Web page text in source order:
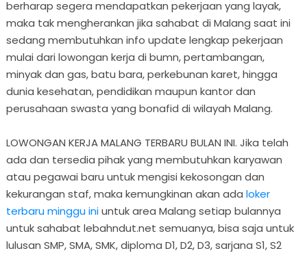
berharap segera mendapatkan pekerjaan yang layak,
maka tak mengherankan jika sahabat di Malang saat ini
sedang membutuhkan info update lengkap pekerjaan
mulai dari lowongan kerja di bumn, pertambangan,
minyak dan gas, batu bara, perkebunan karet, hingga
dunia kesehatan, pendidikan maupun kantor dan
perusahaan swasta yang bonafid di wilayah Malang.
LOWONGAN KERJA MALANG TERBARU BULAN INI. Jika telah
ada dan tersedia pihak yang membutuhkan karyawan
atau pegawai baru untuk mengisi kekosongan dan
kekurangan staf, maka kemungkinan akan ada loker
terbaru minggu iniuntuk area Malang setiap bulannya
untuk sahabat lebahndut.net semuanya, bisa saja untuk
lulusan SMP, SMA, SMK, diploma D1, D2, D3, sarjana S1, S2